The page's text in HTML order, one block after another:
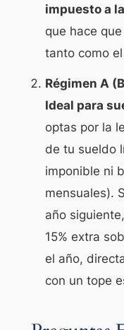
impuesto a
que hace
tanto como
Régimen A
Ideal para
optas por la
de tu sueldo
imponible ni
mensuales).
año
15% extra
el año,
con un tope